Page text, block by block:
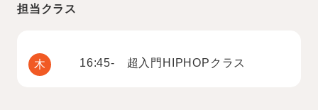
担当クラス
木 16:45- 超入門HIPHOPクラス